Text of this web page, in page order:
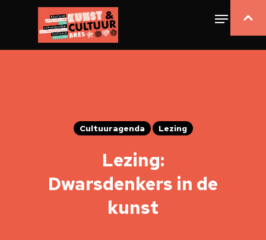
Cultuuragenda Lezing
Lezing:
Dwarsdenkers in de
kunst